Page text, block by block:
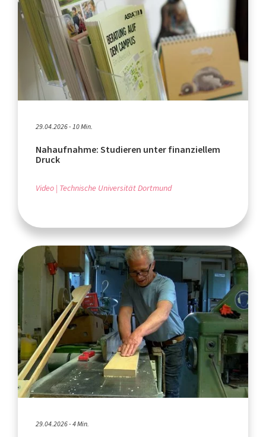
29.04.2026 - 10 Min.
Nahaufnahme: Studieren unter finanziellem
Druck
Video Technische Universität Dortmund
29.04.2026 - 4 Min.